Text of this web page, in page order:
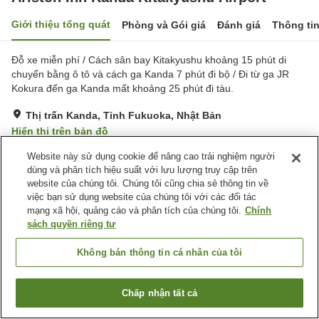
Giới thiệu tổng quát Phòng và Gói giá Đánh giá Thông
Đỗ xe miễn phí / Cách sân bay Kitakyushu khoảng 15 phút di
chuyển bằng ô tô và cách ga Kanda 7 phút đi bộ / Đi từ ga JR
Kokura đến ga Kanda mất khoảng 25 phút đi tàu.
Thị trấn Kanda, Tỉnh Fukuoka, Nhật Bản
Hiển thị trên bản đồ
Rất tốt Đánh giá:252 lượt
Tiện nghi chỗ nghỉ
Bãi đỗ xe
Máy bán hàng tự động
Giặt ủi có phí
Trang chủ Nhật Bản Tỉnh Fukuoka
Thị trấn Kanda
Ariston Inn Kanda Kitakyushu Airport
Tìm phòng trống
Website này sử dụng cookie để nâng cao trải nghiệm người
dùng và phân tích hiệu suất với lưu lượng truy cập trên
website của chúng tôi. Chúng tôi cũng chia sẻ thông tin về
việc bạn sử dụng website của chúng tôi với các đối tác
mạng xã hội, quảng cáo và phân tích của chúng tôi. Chính
sách quyền riêng tư
Không bán thông tin cá nhân của tôi
Chấp nhận tất cả